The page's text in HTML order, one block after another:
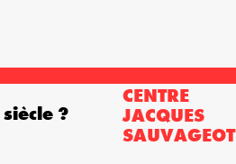
CENTRE
JACQUES
SAUVAGEOT
siècle ?